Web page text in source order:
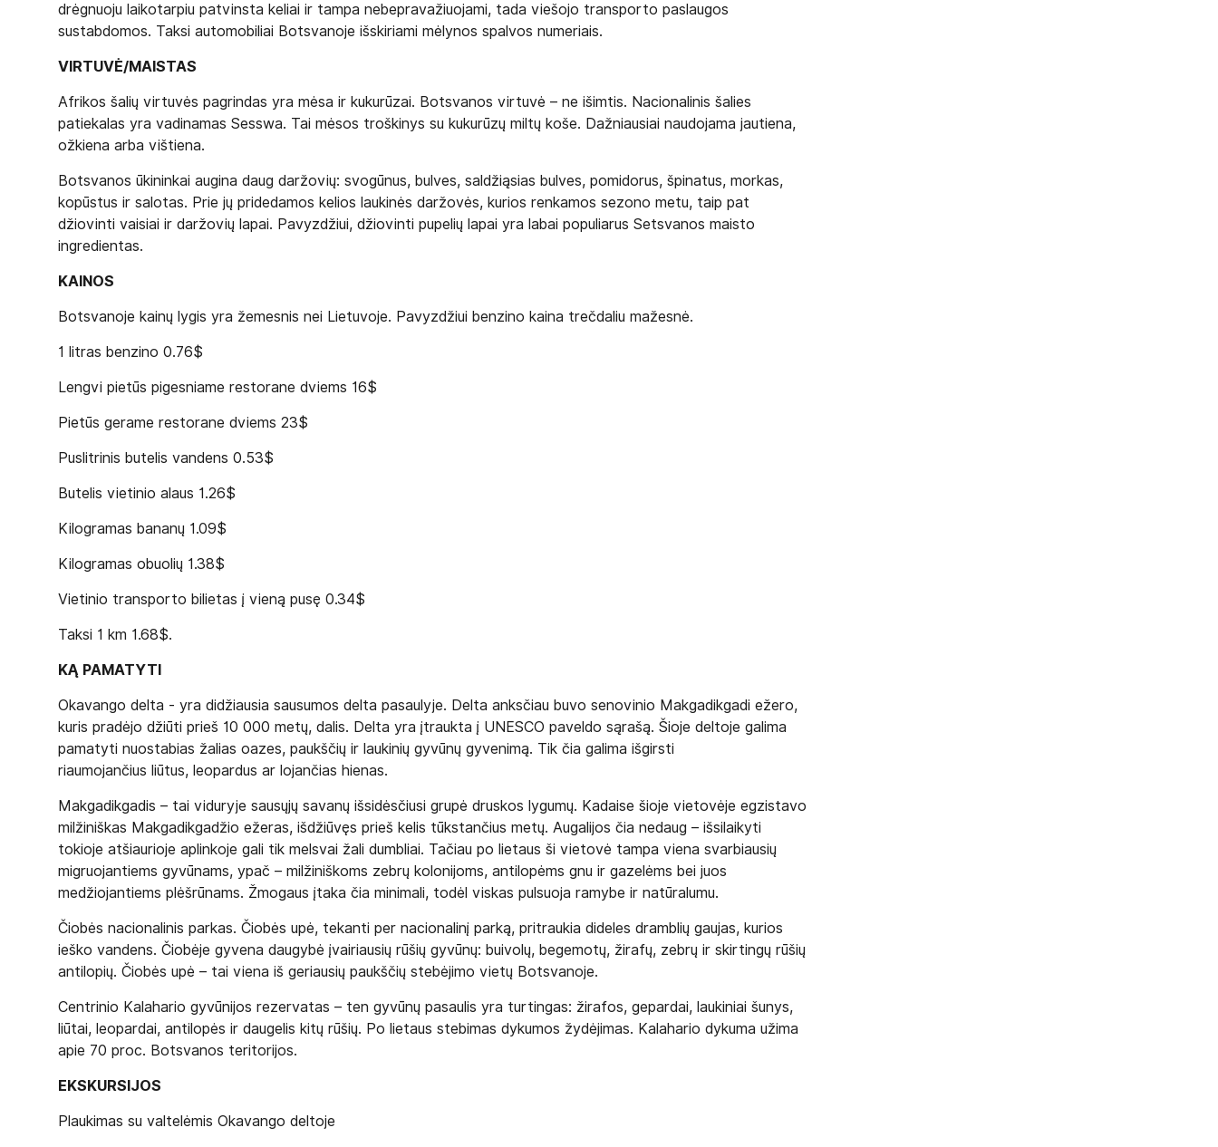
drėgnuoju laikotarpiu patvinsta keliai ir tampa nebepravažiuojami, tada viešojo transporto paslaugos
sustabdomos. Taksi automobiliai Botsvanoje išskiriami mėlynos spalvos numeriais.
VIRTUVĖ/MAISTAS
Afrikos šalių virtuvės pagrindas yra mėsa ir kukurūzai. Botsvanos virtuvė – ne išimtis. Nacionalinis šalies
patiekalas yra vadinamas Sesswa. Tai mėsos troškinys su kukurūzų miltų koše. Dažniausiai naudojama jautiena,
ožkiena arba vištiena.
Botsvanos ūkininkai augina daug daržovių: svogūnus, bulves, saldžiąsias bulves, pomidorus, špinatus, morkas,
kopūstus ir salotas. Prie jų pridedamos kelios laukinės daržovės, kurios renkamos sezono metu, taip pat
džiovinti vaisiai ir daržovių lapai. Pavyzdžiui, džiovinti pupelių lapai yra labai populiarus Setsvanos maisto
ingredientas.
KAINOS
Botsvanoje kainų lygis yra žemesnis nei Lietuvoje. Pavyzdžiui benzino kaina trečdaliu mažesnė.
1 litras benzino 0.76$
Lengvi pietūs pigesniame restorane dviems 16$
Pietūs gerame restorane dviems 23$
Puslitrinis butelis vandens 0.53$
Butelis vietinio alaus 1.26$
Kilogramas bananų 1.09$
Kilogramas obuolių 1.38$
Vietinio transporto bilietas į vieną pusę 0.34$
Taksi 1 km 1.68$.
KĄ PAMATYTI
Okavango delta - yra didžiausia sausumos delta pasaulyje. Delta anksčiau buvo senovinio Makgadikgadi ežero,
kuris pradėjo džiūti prieš 10 000 metų, dalis. Delta yra įtraukta į UNESCO paveldo sąrašą. Šioje deltoje galima
pamatyti nuostabias žalias oazes, paukščių ir laukinių gyvūnų gyvenimą. Tik čia galima išgirsti
riaumojančius liūtus, leopardus ar lojančias hienas.
Makgadikgadis – tai viduryje sausųjų savanų išsidėsčiusi grupė druskos lygumų. Kadaise šioje vietovėje egzistavo
milžiniškas Makgadikgadžio ežeras, išdžiūvęs prieš kelis tūkstančius metų. Augalijos čia nedaug – išsilaikyti
tokioje atšiaurioje aplinkoje gali tik melsvai žali dumbliai. Tačiau po lietaus ši vietovė tampa viena svarbiausių
migruojantiems gyvūnams, ypač – milžiniškoms zebrų kolonijoms, antilopėms gnu ir gazelėms bei juos
medžiojantiems plėšrūnams. Žmogaus įtaka čia minimali, todėl viskas pulsuoja ramybe ir natūralumu.
Čiobės nacionalinis parkas. Čiobės upė, tekanti per nacionalinį parką, pritraukia dideles dramblių gaujas, kurios
ieško vandens. Čiobėje gyvena daugybė įvairiausių rūšių gyvūnų: buivolų, begemotų, žirafų, zebrų ir skirtingų rūšių
antilopių. Čiobės upė – tai viena iš geriausių paukščių stebėjimo vietų Botsvanoje.
Centrinio Kalahario gyvūnijos rezervatas – ten gyvūnų pasaulis yra turtingas: žirafos, gepardai, laukiniai šunys,
liūtai, leopardai, antilopės ir daugelis kitų rūšių. Po lietaus stebimas dykumos žydėjimas. Kalahario dykuma užima
apie 70 proc. Botsvanos teritorijos.
EKSKURSIJOS
Plaukimas su valtelėmis Okavango deltoje